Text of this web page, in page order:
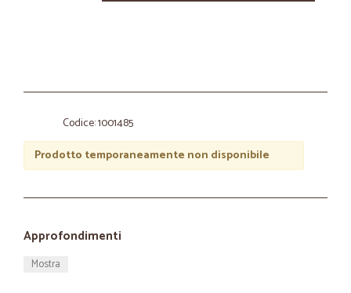
Codice: 1001485
Prodotto temporaneamente non disponibile
Approfondimenti
Mostra